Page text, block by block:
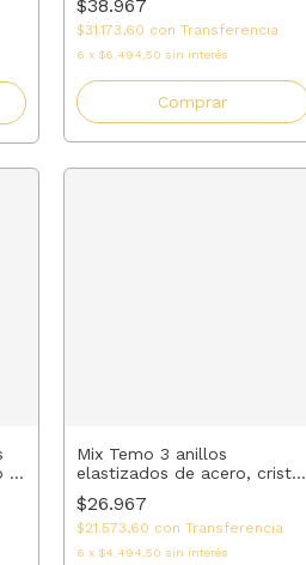
$38.967
$31.173,60 con Transferencia
6 x $6.494,50 sin interés
Comprar
y
Mix Temo 3 anillos
elastizados de acero, cristal
| AMALO
$26.967
$21.573,60 con Transferencia
6 x $4.494,50 sin interés